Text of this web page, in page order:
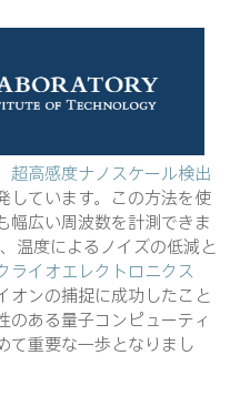
超高感度ナノスケール検出
しています。この方法を使
幅広い周波数を計測できま
温度によるノイズの低減と
ライオエレクトロニクス
オンの捕捉に成功したこと
のある量子コンピューティ
て重要な一歩となりまし